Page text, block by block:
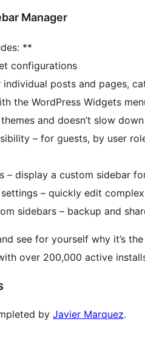
Manager
**
configurations
posts and pages,
the WordPress Widgets
and doesn’t slow
– for guests, by user
– display a custom sidebar
– quickly edit
sidebars – backup and
see for yourself why it’s
over 200,000 active
by Javier Marquez.